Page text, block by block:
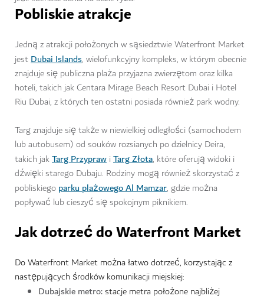
Pobliskie atrakcje
Jedną z atrakcji położonych w sąsiedztwie Waterfront Market
jestDubai Islands, wielofunkcyjny kompleks, w którym obecnie
znajduje się publiczna plaża przyjazna zwierzętom oraz kilka
hoteli, takich jak Centara Mirage Beach Resort Dubai i Hotel
Riu Dubai, z których ten ostatni posiada również park wodny.
Targ znajduje się także w niewielkiej odległości (samochodem
lub autobusem) od souków rozsianych po dzielnicy Deira,
takich jakTarg Przypraw i Targ Złota, które oferują widoki i
dźwięki starego Dubaju. Rodziny mogą również skorzystać z
pobliskiego parku plażowego Al Mamzar, gdzie można
popływać lub cieszyć się spokojnym piknikiem.
Jak dotrzeć do Waterfront Market
Do Waterfront Market można łatwo dotrzeć, korzystając z
następujących środków komunikacji miejskiej:
Dubajskie metro:stacje metra położone najbliżej